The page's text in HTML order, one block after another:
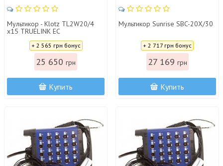
Мультикор - Klotz TL2W20/4
x15 TRUELINK EC
+ 2 565 грн бонус
25 650 грн
Купить
Мультикор Sunrise SBC-20X/30
+ 2 717 грн бонус
27 169 грн
Купить